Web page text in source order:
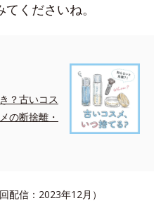
くださいね。
？古いコス
の断捨離・
信：2023年12月）